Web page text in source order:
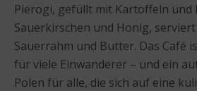
Pierogi, gefüllt mit Kartoffeln und
Sauerkirschen und Honig,
Sauerrahm und Butter. Das Café
für viele Einwanderer – und ein
Polen für alle, die sich auf eine